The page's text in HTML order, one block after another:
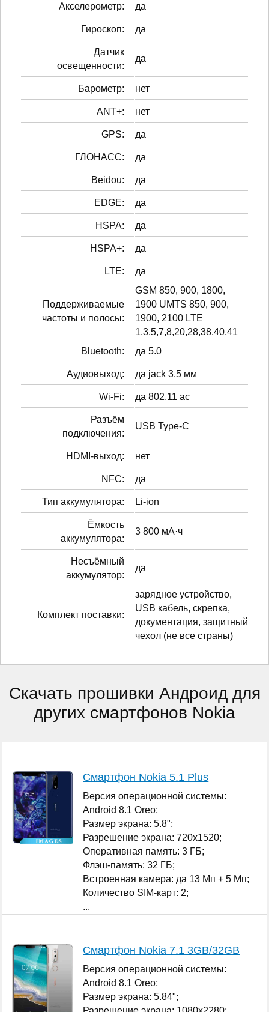
Акселерометр: да
Гироскоп: да
Датчик
освещенности:
да
Барометр: нет
ANT+: нет
GPS: да
ГЛОНАСС: да
Beidou: да
EDGE: да
HSPA: да
HSPA+: да
LTE: да
Поддерживаемые
частоты и полосы:
GSM 850, 900, 1800,
1900 UMTS 850, 900,
1900, 2100 LTE
1,3,5,7,8,20,28,38,40,41
Bluetooth:
да 5.0
Аудиовыход: да jack 3.5 мм
Wi-Fi: да 802.11 ac
Разъём
подключения:
USB Type-C
HDMI-выход: нет
NFC: да
Тип аккумулятора: Li-ion
Ёмкость
аккумулятора:
3 800 мА·ч
Несъёмный
аккумулятор:
да
Комплект поставки:
зарядное устройство,
USB кабель, скрепка,
документация, защитный
чехол (не все страны)
Скачать прошивки Андроид для
других смартфонов Nokia
Смартфон Nokia 5.1 Plus
Версия операционной системы:
Android 8.1 Oreo;
Размер экрана: 5.8";
Разрешение экрана: 720x1520;
Оперативная память: 3 ГБ;
Флэш-память: 32 ГБ;
Встроенная камера: да 13 Мп + 5 Мп;
Количество SIM-карт: 2;
...
Смартфон Nokia 7.1 3GB/32GB
Версия операционной системы:
Android 8.1 Oreo;
Размер экрана: 5.84";